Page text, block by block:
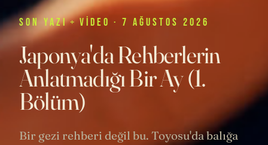
SON YAZI + VIDEO · 7 AĞUSTOS 2026
Japonya'da Rehberlerin
Anlatmadığı Bir Ay (1.
Bölüm)
Bir gezi rehberi değil bu. Toyosu'da balığa